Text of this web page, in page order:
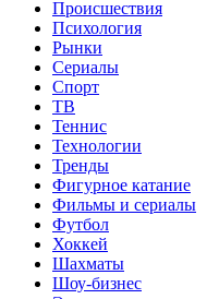
Происшествия
Психология
Рынки
Сериалы
Спорт
ТВ
Теннис
Технологии
Тренды
Фигурное катание
Фильмы и сериалы
Футбол
Хоккей
Шахматы
Шоу-бизнес